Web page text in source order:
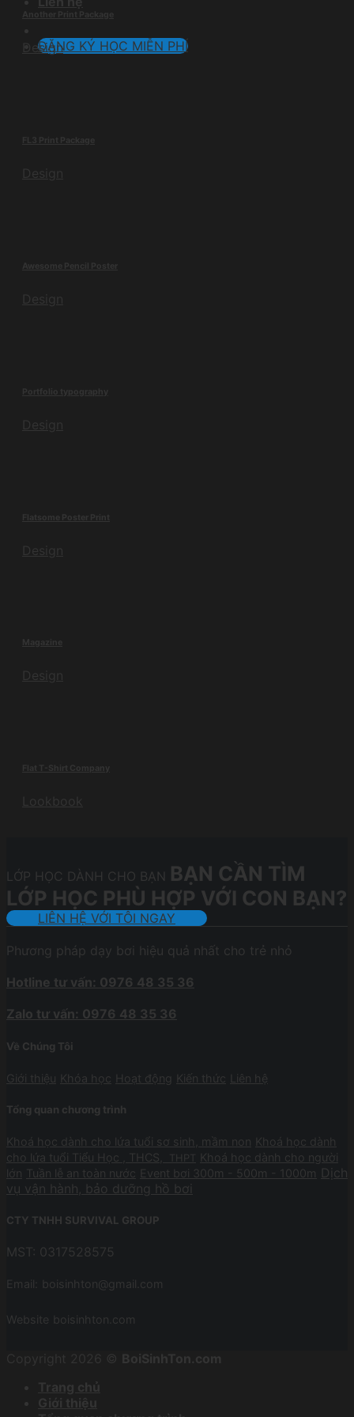
ĐĂNG KÝ HỌC MIỄN PHÍ
Design
Design
Awesome Pencil Poster
Design
Design
Design
Design
Flat T-Shirt Company
LỚP HỌC DÀNH CHO BẠN BẠN CẦN TÌM
LỚP HỌC PHÙ HỢP VỚI CON BẠN?
LIÊN HỆ VỚI TÔI NGAY
Phương pháp dạy bơi hiệu quả nhất cho trẻ nhỏ
Hotline tư vấn: 0976 48 35 36
Zalo tư vấn: 0976 48 35 36
Về Chúng Tôi
Giới thiệu Khóa học Hoạt động Kiến thức Liên hệ
Tổng quan chương trình
Khoá học dành cho lứa tuổi sơ sinh, mầm non Khoá học dành
cho lứa tuổi Tiểu Học , THCS,
THPT
Khoá học dành cho người
lớn Tuần lễ an toàn nước Event bơi 300m - 500m - 1000m Dịch
vụ vận hành, bảo dưỡng hồ bơi
CTY TNHH SURVIVAL GROUP
MST: 0317528575
Email: boisinhton@gmail.com
Website boisinhton.com
Copyright 2026 ©
BoiSinhTon.com
Trang chủ
Giới thiệu